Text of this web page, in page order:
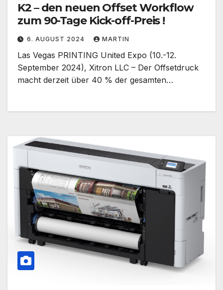
K2 – den neuen Offset Workflow
zum 90-Tage Kick-off-Preis !
6. AUGUST 2024 MARTIN
Las Vegas PRINTING United Expo (10.-12.
September 2024), Xitron LLC – Der Offsetdruck
macht derzeit über 40 % der gesamten…